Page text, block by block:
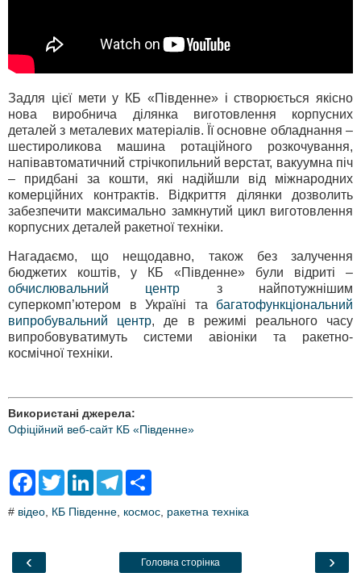
Задля цієї мети у КБ «Південне» і створюється якісно
нова виробнича ділянка виготовлення корпусних
деталей з металевих матеріалів. Її основне обладнання –
шестироликова машина ротаційного розкочування,
напівавтоматичний стрічкопильний верстат, вакуумна піч
– придбані за кошти, які надійшли від міжнародних
комерційних контрактів. Відкриття ділянки дозволить
забезпечити максимально замкнутий цикл виготовлення
корпусних деталей ракетної техніки.
Нагадаємо, що нещодавно, також без залучення
бюджетих коштів, у КБ «Південне» були відриті –
обчислювальний центр з найпотужнішим
суперкомп’ютером в Україні та багатофункціональний
випробувальний центр, де в режимі реального часу
випробовуватимуть системи авіоніки та ракетно-
космічної техніки.
Використані джерела:
Офіційний веб-сайт КБ «Південне»
F
e
o
T
t
L
k
T
e
a
r
# відео КБ Південне космос ракетна техніка
‹ ›
Головна сторінка